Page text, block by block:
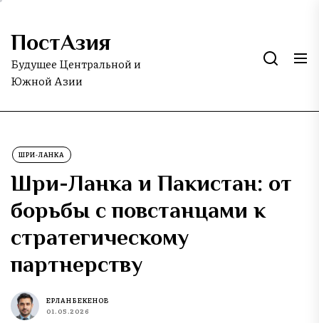
Skip
the
content
ПостАзия
Будущее Центральной и
Южной Азии
ШРИ-ЛАНКА
Шри-Ланка и Пакистан: от
борьбы с повстанцами к
стратегическому
партнерству
ЕРЛАН БЕКЕНОВ
01.05.2026